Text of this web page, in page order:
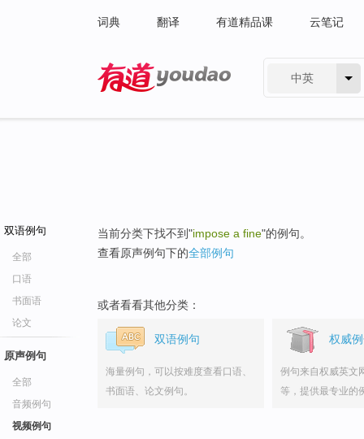
词典 翻译 有道精品课 云笔记
中英
双语例句
全部
口语
书面语
论文
原声例句
全部
音频例句
视频例句
当前分类下找不到"impose a fine"的例句。
查看原声例句下的全部例句
或者看看其他分类：
双语例句
海量例句，可以按难度查看口语、
书面语、论文例句。
权威
例句来自权威英文
等，提供最专业的